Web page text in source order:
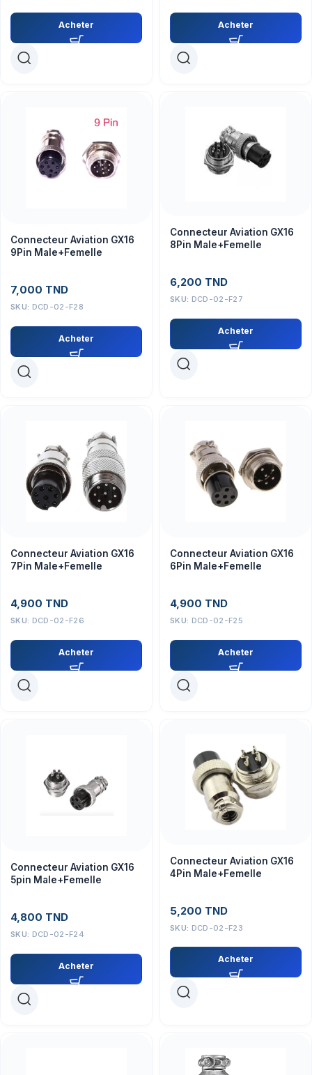
Acheter Acheter
Connecteur Aviation GX16
9Pin Male+Femelle
7,000 TND
SKU: DCD-02-F28
Acheter
Connecteur Aviation GX16
8Pin Male+Femelle
6,200 TND
SKU: DCD-02-F27
Acheter
Connecteur Aviation GX16
7Pin Male+Femelle
4,900 TND
SKU: DCD-02-F26
Acheter
Connecteur Aviation GX16
6Pin Male+Femelle
4,900 TND
SKU: DCD-02-F25
Acheter
Connecteur Aviation GX16
5pin Male+Femelle
4,800 TND
SKU: DCD-02-F24
Acheter
Connecteur Aviation GX16
4Pin Male+Femelle
5,200 TND
SKU: DCD-02-F23
Acheter